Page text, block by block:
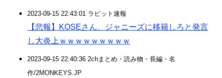
2023-09-15 22:43:01 ラビット速報
【悲報】KOSEさん、ジャニーズに移籍しろと発言
し大炎上ｗｗｗｗｗｗｗｗｗ
2023-09-15 22:40:36 2chまとめ・読み物・長編・名
作/2MONKEYS.JP